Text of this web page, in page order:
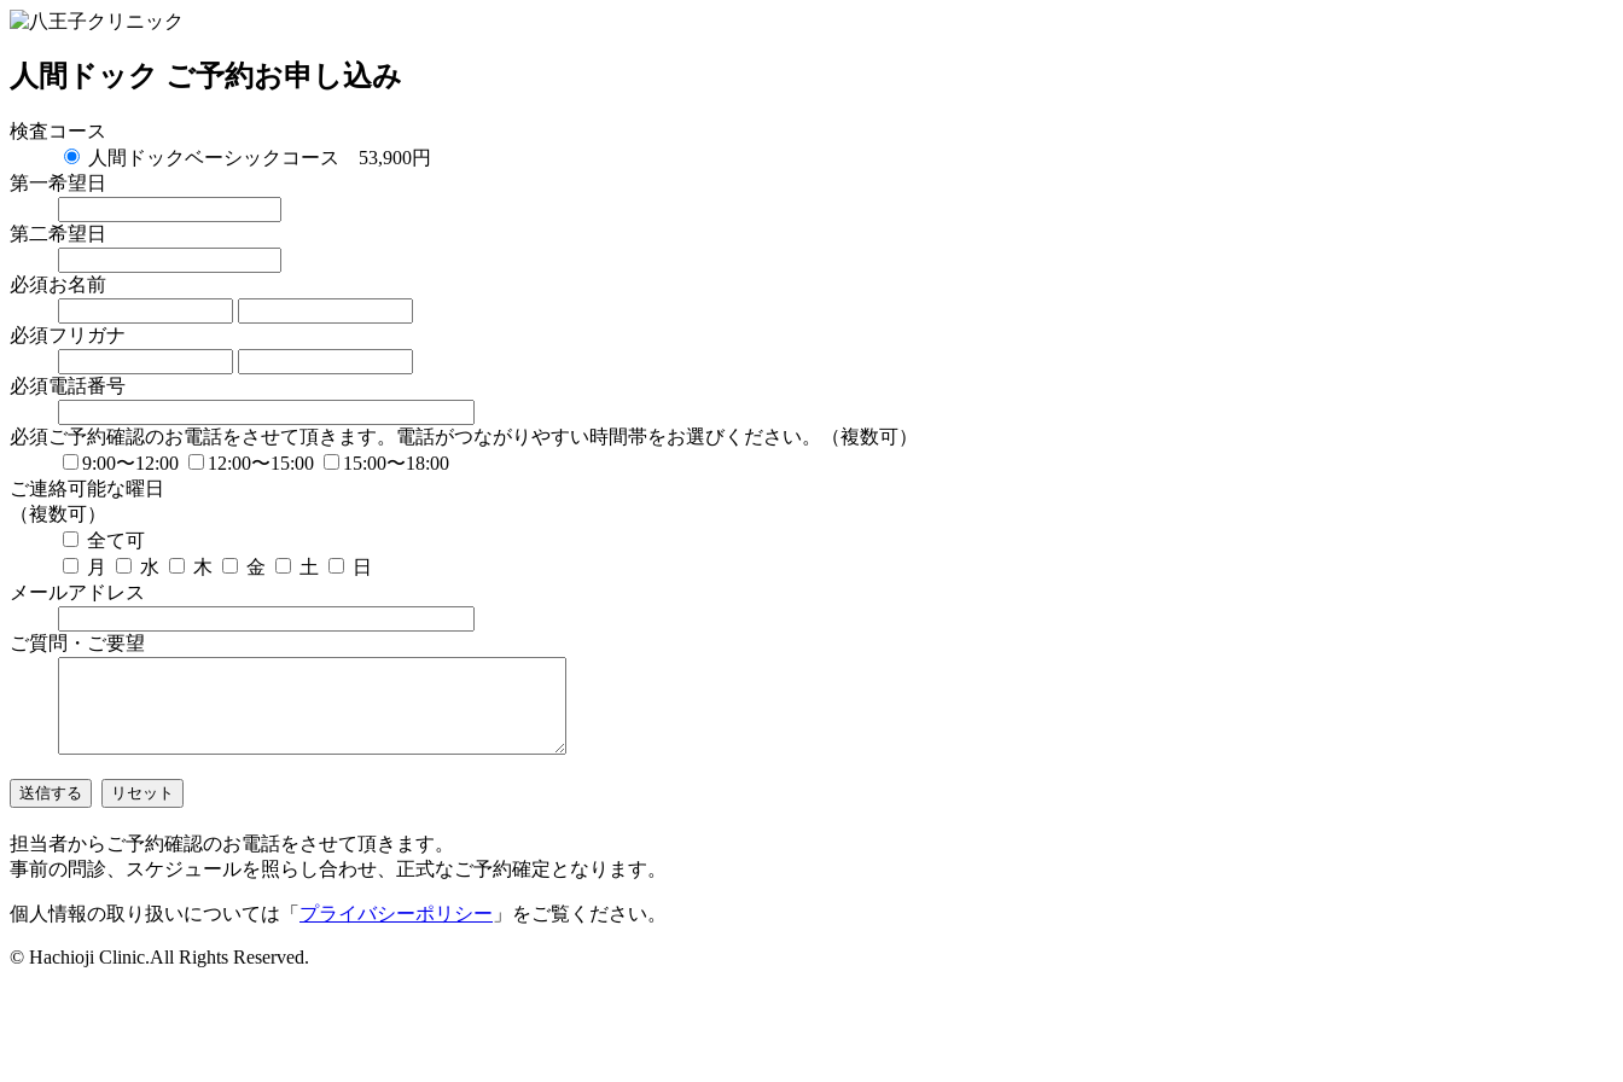
人間ドック ご予約お申し込み
検査コース
人間ドックベーシックコース 53,900円
第一希望日
第二希望日
必須お名前
必須フリガナ
必須電話番号
必須ご予約確認のお電話をさせて頂きます。電話がつながりやすい時間帯をお選びください。（複数可）
9:00〜12:00
12:00〜15:00
15:00〜18:00
ご連絡可能な曜日
（複数可）
全て可
月
水 木 金 土
日
メールアドレス
ご質問・ご要望
送信する リセット
担当者からご予約確認のお電話をさせて頂きます。
事前の問診、スケジュールを照らし合わせ、正式なご予約確定となります。
個人情報の取り扱いについては「 プライバシーポリシー 」をご覧ください。
© Hachioji Clinic.All Rights Reserved.